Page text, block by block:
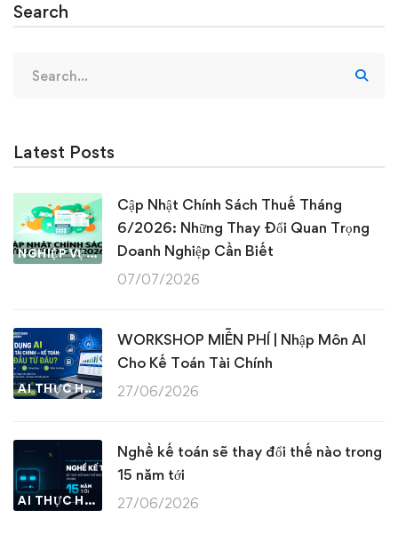
Search
for:
Latest Posts
NGHIỆP VỤ KẾ TOÁN & THUẾ
Cập Nhật Chính Sách Thuế Tháng
6/2026: Những Thay Đổi Quan Trọng
Doanh Nghiệp Cần Biết
07/07/2026
AI THỰC HÀNH
WORKSHOP MIỄN PHÍ | Nhập Môn AI
Cho Kế Toán Tài Chính
27/06/2026
AI THỰC HÀNH
Nghề kế toán sẽ thay đổi thế nào trong
15 năm tới
27/06/2026